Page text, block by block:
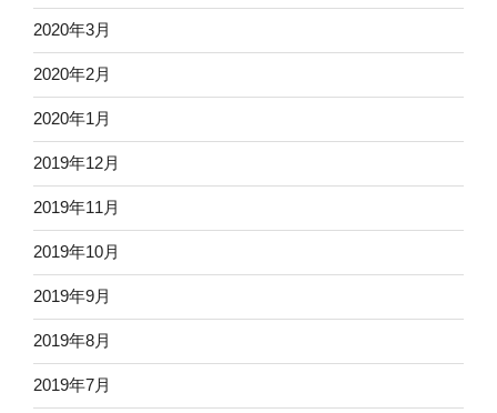
2020年3月
2020年2月
2020年1月
2019年12月
2019年11月
2019年10月
2019年9月
2019年8月
2019年7月